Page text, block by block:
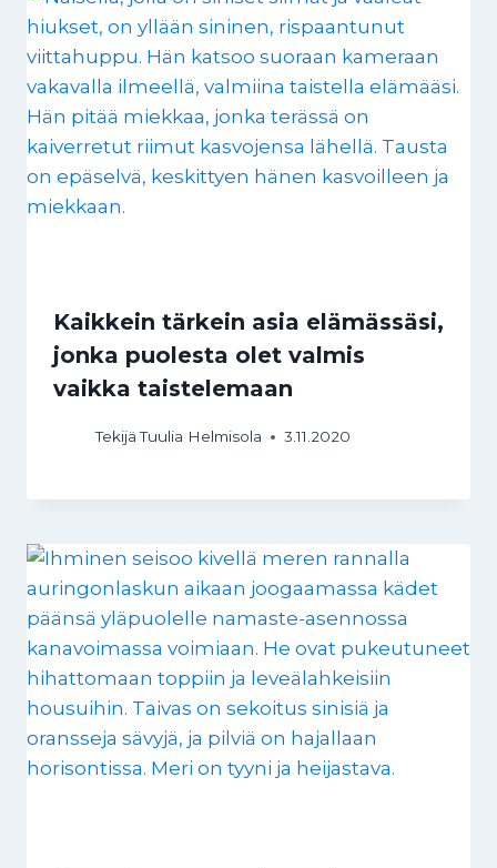
Kaikkein tärkein asia elämässäsi,
jonka puolesta olet valmis
vaikka taistelemaan
Tekijä Tuulia Helmisola 3.11.2020